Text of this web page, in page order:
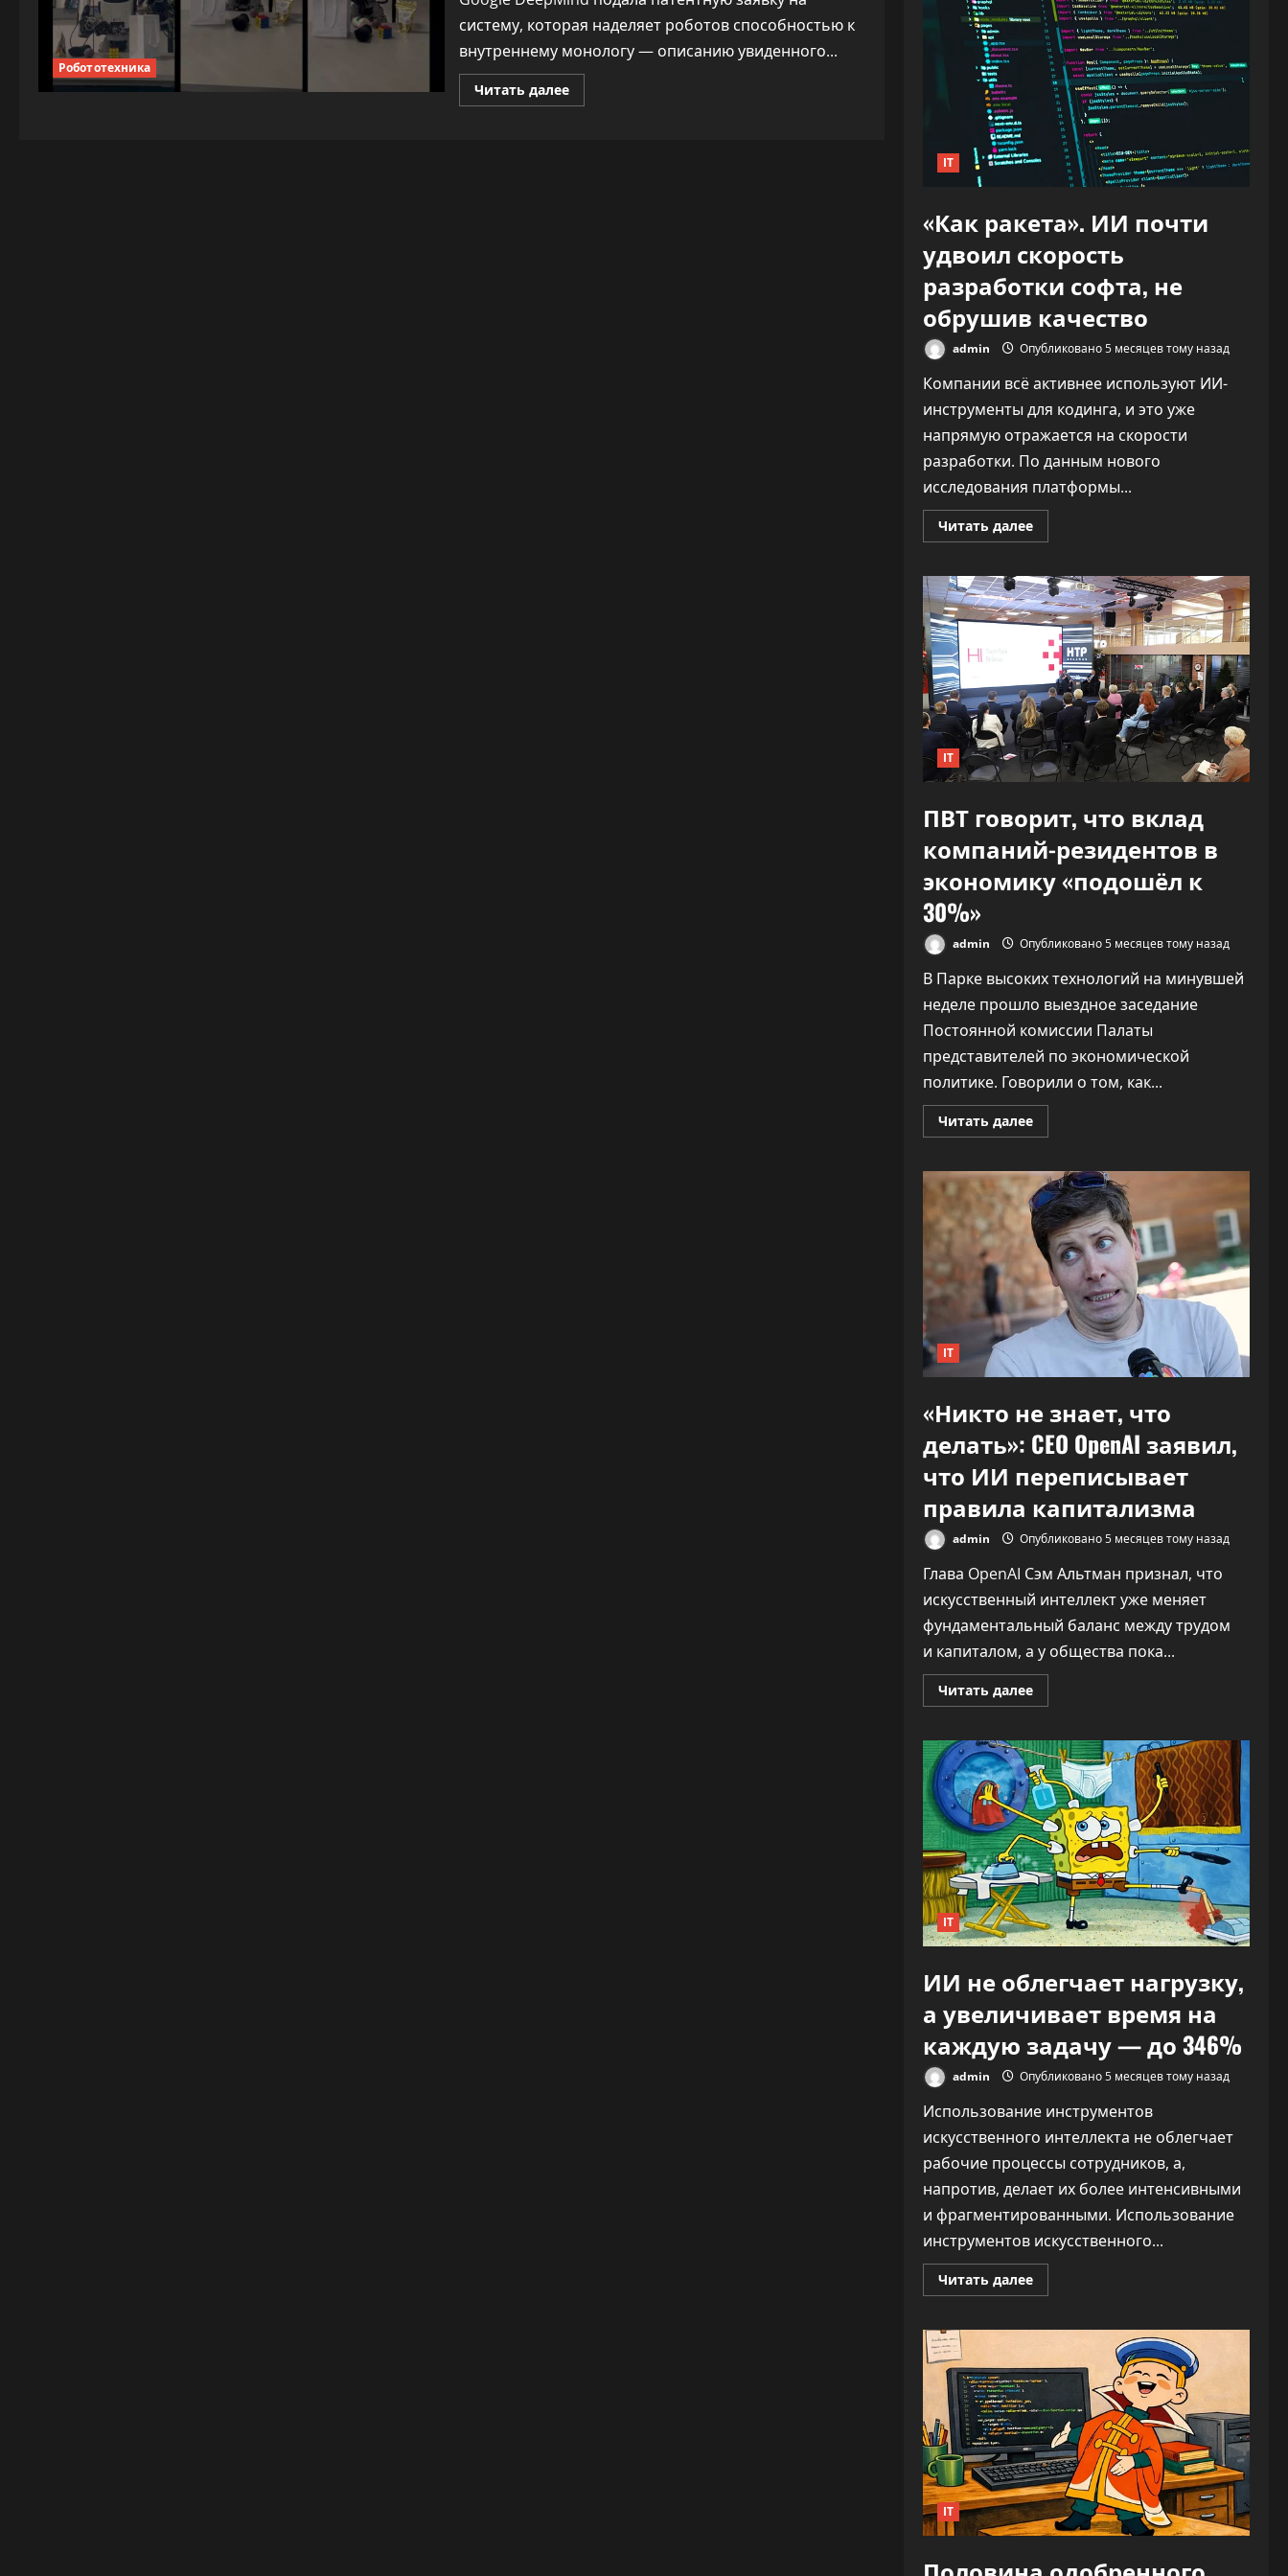
тупицей
Робототехника
систему, которая наделяет роботов способностью к
внутреннему монологу — описанию увиденного...
Читать далееПрочитать
больше
IT
«Как ракета». ИИ почти
удвоил скорость
разработки софта, не
обрушив качество
admin Опубликовано 5 месяцев тому назад
Компании всё активнее используют ИИ-
инструменты для кодинга, и это уже
напрямую отражается на скорости
разработки. По данным нового
исследования платформы...
Читать далееПрочитать
больше
ракета».
ИИ
почти
удвоил
скорость
разработки
софта,
обрушив
качество
IT
ПВТ говорит, что вклад
компаний-резидентов в
экономику «подошёл к
30%»
admin Опубликовано 5 месяцев тому назад
В Парке высоких технологий на минувшей
неделе прошло выездное заседание
Постоянной комиссии Палаты
представителей по экономической
политике. Говорили о том, как...
Читать далееПрочитать
больше
говорит,
что
вклад
компаний-
резидентов
в
экономику
«подошёл
к
30%»
IT
«Никто не знает, что
делать»: CEO OpenAI заявил,
что ИИ переписывает
правила капитализма
admin Опубликовано 5 месяцев тому назад
Глава OpenAI Сэм Альтман признал, что
искусственный интеллект уже меняет
фундаментальный баланс между трудом
и капиталом, а у общества пока...
Читать далееПрочитать
больше
не
знает,
что
делать»:
CEO
OpenAI
заявил,
что
ИИ
переписывает
правила
капитализма
IT
ИИ не облегчает нагрузку,
а увеличивает время на
каждую задачу — до 346%
admin Опубликовано 5 месяцев тому назад
Использование инструментов
искусственного интеллекта не облегчает
рабочие процессы сотрудников, а,
напротив, делает их более интенсивными
и фрагментированными. Использование
инструментов искусственного...
Читать далееПрочитать
больше
не
а
увеличивает
на
каждую
задачу
—
до
346%
IT